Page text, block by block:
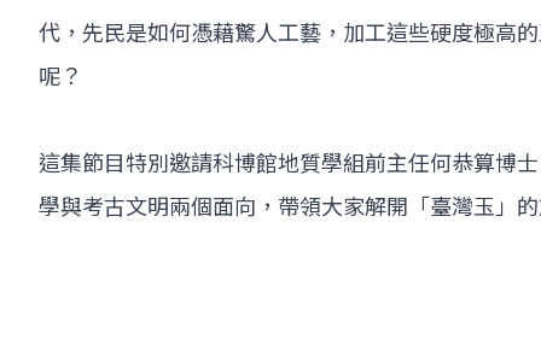
代，先民是如何憑藉驚人工藝，加工這些硬度極高
呢？
這集節目特別邀請科博館地質學組前主任何恭算博
學與考古文明兩個面向，帶領大家解開「臺灣玉」